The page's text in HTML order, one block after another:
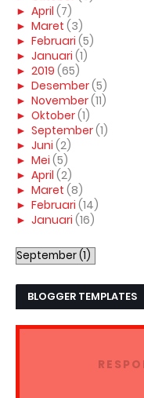
► April (7)
► Maret (3)
► Februari (5)
► Januari (1)
► 2019 (65)
► Desember(5)
► November(11)
► Oktober(1)
► September(1)
► Juni (2)
► Mei (5)
► April (2)
► Maret (8)
► Februari (14)
► Januari (16)
BLOGGER TEMPLATES